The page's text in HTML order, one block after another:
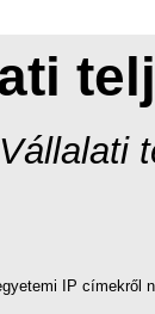
Vállalati
IP címekről